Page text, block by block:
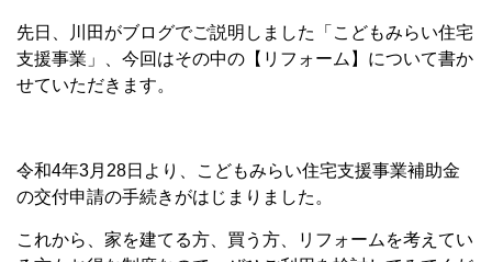
先日、川田がブログでご説明しました「こどもみらい住宅
支援事業」、今回はその中の【リフォーム】について書か
せていただきます。
令和4年3月28日より、こどもみらい住宅支援事業補助金
の交付申請の手続きがはじまりました。
これから、家を建てる方、買う方、リフォームを考えてい